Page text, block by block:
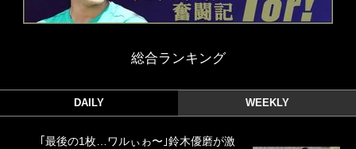
総合ランキング
DAILY WEEKLY
｢最後の1枚…ワルぃゎ〜｣鈴木優磨が激